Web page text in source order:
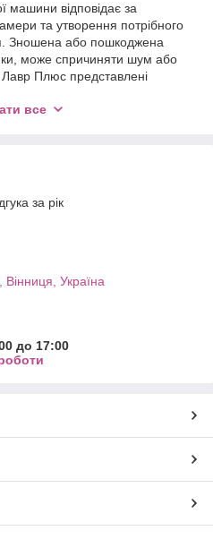
машини відповідає за
та утворення потрібного
Зношена або пошкоджена
може спричиняти шум або
Плюс представлені
з міцних матеріалів. Правильна
все
за рік
Україна
до 17:00